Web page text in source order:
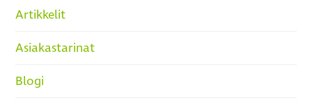
Artikkelit
Asiakastarinat
Blogi